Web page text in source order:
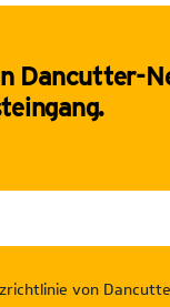
Dancutter-
von